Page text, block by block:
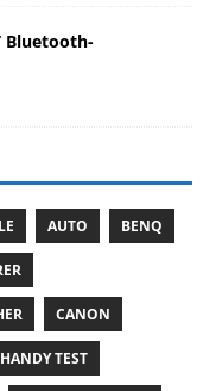
Bluetooth-
AUTO BENQ
CANON
TEST